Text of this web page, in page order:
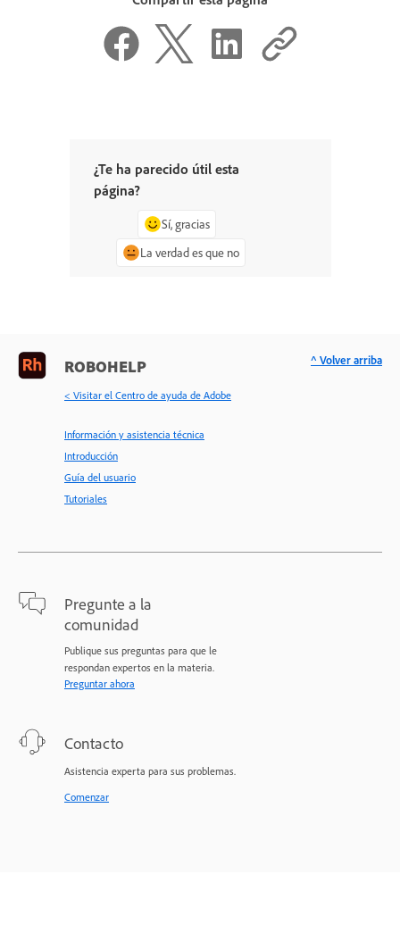
¿Te ha parecido útil esta
página?
Sí, gracias
La verdad es que no
ROBOHELP
< Visitar el Centro de ayuda de Adobe
Información y asistencia técnica
Introducción
Guía del usuario
Tutoriales
Pregunte a la
comunidad
Publique sus preguntas para que le
respondan expertos en la materia.
Preguntar ahora
Contacto
Asistencia experta para sus problemas.
Comenzar
^ Volver arriba